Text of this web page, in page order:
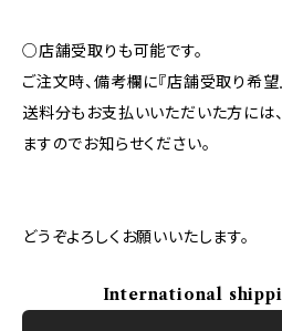
○店舗受取りも可能です。
ご注文時、備考欄に『店舗受取り希望
送料分もお支払いいただいた方には
ますのでお知らせください。
どうぞよろしくお願いいたします。
International